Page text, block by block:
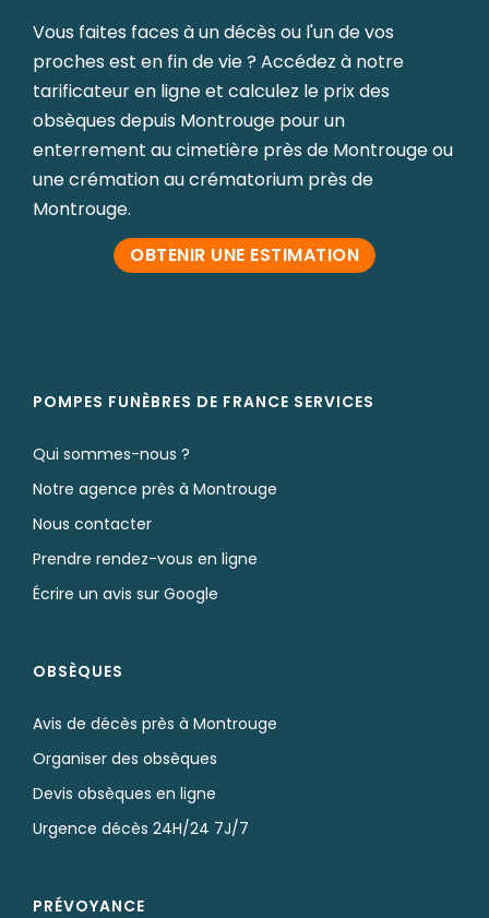
Vous faites faces à un décès ou l'un de vos
proches est en fin de vie ? Accédez à notre
tarificateur en ligne et calculez le prix des
obsèques depuis Montrouge pour un
enterrement au cimetière près de Montrouge ou
une crémation au crématorium près de
Montrouge.
OBTENIR UNE ESTIMATION
POMPES FUNÈBRES DE FRANCE SERVICES
Qui sommes-nous ?
Notre agence près à Montrouge
Nous contacter
Prendre rendez-vous en ligne
Écrire un avis sur Google
OBSÈQUES
Avis de décès près à Montrouge
Organiser des obsèques
Devis obsèques en ligne
Urgence décès 24H/24 7J/7
PRÉVOYANCE